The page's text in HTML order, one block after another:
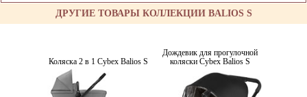
ДРУГИЕ ТОВАРЫ КОЛЛЕКЦИИ BALIOS S
Коляска 2 в 1 Cybex Balios S
Дождевик для прогулочной
коляски Cybex Balios S